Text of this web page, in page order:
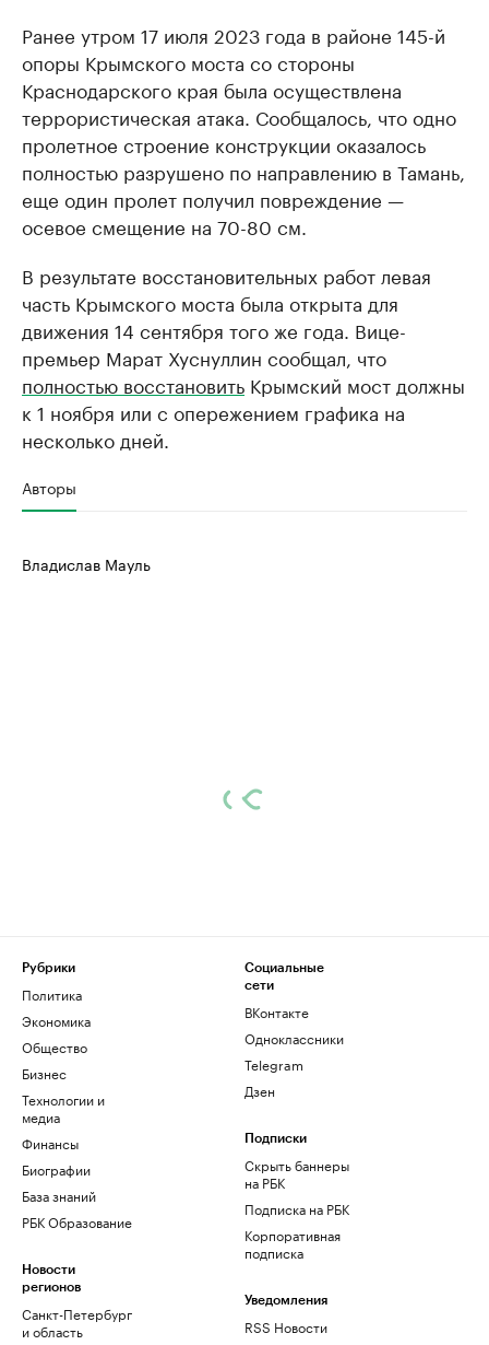
Ранее утром 17 июля 2023 года в районе 145-й
опоры Крымского моста со стороны
Краснодарского края была осуществлена
террористическая атака. Сообщалось, что одно
пролетное строение конструкции оказалось
полностью разрушено по направлению в Тамань,
еще один пролет получил повреждение —
осевое смещение на 70-80 см.
В результате восстановительных работ левая
часть Крымского моста была открыта для
движения 14 сентября того же года. Вице-
премьер Марат Хуснуллин сообщал, что
полностью восстановить Крымский мост должны
к 1 ноября или с опережением графика на
несколько дней.
Авторы
Владислав Мауль
Рубрики
Политика
Экономика
Общество
Бизнес
Технологии и
медиа
Финансы
Биографии
База знаний
РБК Образование
Новости
регионов
Санкт-Петербург
и область
Социальные
сети
ВКонтакте
Одноклассники
Telegram
Дзен
Подписки
Скрыть баннеры
на РБК
Подписка на РБК
Корпоративная
подписка
Уведомления
RSS Новости